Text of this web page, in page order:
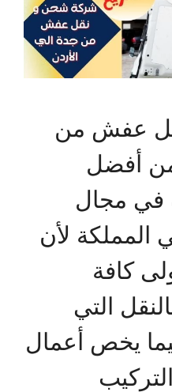
عفش من
أفضل
في مجال
المملكة لأن
كافة
التي
يخص أعمال